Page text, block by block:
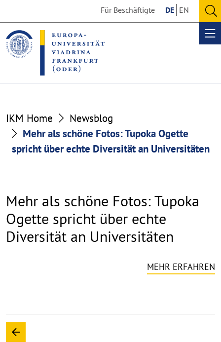
the
content
section
the
footer
section
Für Beschäftigte DE EN
IKM Home
Newsblog
Mehr als schöne Fotos: Tupoka Ogette
spricht über echte Diversität an Universitäten
Mehr als schöne Fotos: Tupoka
Ogette spricht über echte
Diversität an Universitäten
MEHR ERFAHREN